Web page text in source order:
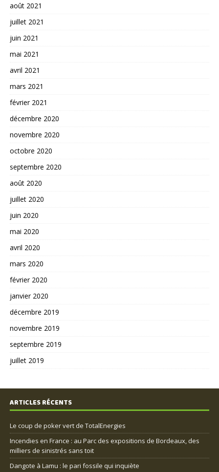
août 2021
juillet 2021
juin 2021
mai 2021
avril 2021
mars 2021
février 2021
décembre 2020
novembre 2020
octobre 2020
septembre 2020
août 2020
juillet 2020
juin 2020
mai 2020
avril 2020
mars 2020
février 2020
janvier 2020
décembre 2019
novembre 2019
septembre 2019
juillet 2019
ARTICLES RÉCENTS
Le coup de poker vert de TotalEnergies
Incendies en France : au Parc des expositions de Bordeaux, des
milliers de sinistrés sans toit
Dangote à Lamu : le pari fossile qui inquiète